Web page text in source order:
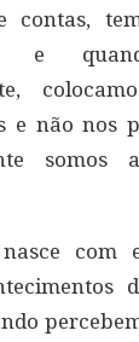
contas,
e
e não nos
somos
com